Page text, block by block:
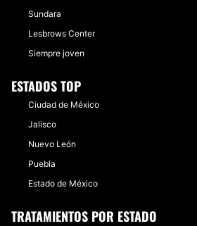
Sundara
Lesbrows Center
Siempre joven
ESTADOS TOP
Ciudad de México
Jalisco
Nuevo León
Puebla
Estado de México
TRATAMIENTOS POR ESTADO